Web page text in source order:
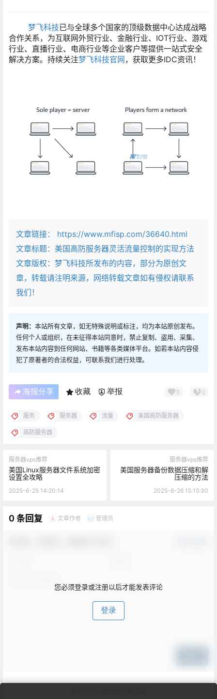
梦飞科技已与全球多个国家的顶级数据中心达成战略
合作关系，为互联网外贸行业、金融行业、IOT行业、游戏
行业、直播行业、电商行业等企业客户等提供一站式安全
解决方案。持续关注梦飞科技官网 ，获取更多IDC资讯！
文章链接：
https://www.mfisp.com/36640.html
文章标题： 美国高防服务器灵活流量控制的实现方法
文章版权：梦飞科技所发布的内容，部分为原创文
章，转载请注明来源，网络转载文章如有侵权请联系
我们！
声明： 本站所有文章，如无特殊说明或标注，均为本站原创发布。
任何个人或组织，在未征得本站同意时，禁止复制、盗用、采集、
发布本站内容到任何网站、书籍等各类媒体平台。如若本站内容侵
犯了原著者的合法权益，可联系我们进行处理。
海报分享 收藏 举报 0 0
服务 服务器 流量 美国高防服务器
高防服务器
服务器vps推荐
美国Linux服务器文件系统加密
设置全攻略
2025-6-25 14:20:14
服务器vps推荐
美国服务器备份数据压缩和解
压缩的方法
2025-6-26 15:15:30
0 条回复 A 文章作者 M 管理员
您必须登录或注册以后才能发表评论
登录